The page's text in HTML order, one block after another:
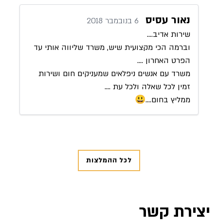
נאור עסיס
6 בנובמבר 2018
שירות אדיב....
וברמה הכי מקצועית שיש, משרד שליווה אותי עד
הפרט האחרון ....
משרד עם אנשים ניפלאים שמעניקים חום ושירות
זמין לכל שאלה ולכל עת ....
ממליץ בחום....😃
לכל ההמלצות
יצירת קשר